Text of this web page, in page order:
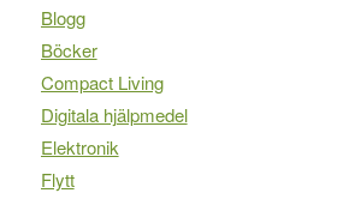
Blogg
Böcker
Compact Living
Digitala hjälpmedel
Elektronik
Flytt